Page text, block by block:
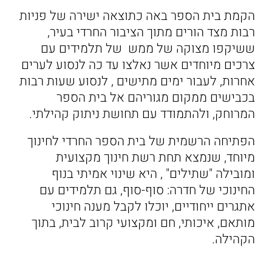
הקמת בית הספר באה כתוצאה ישירה של פניות
רבות מצד הורים מתוך הציבור החרדי בעיר,
ששיקפו מצוקה של ממש של תלמידים עם
צרכים מיוחדים אשר נאלצו עד כה לנסוע לערים
אחרות, לעבור ימים מתישים , לנסוע שעות רבות
בכבישים ממקום מגוריהם אל בית הספר
המרוחק, ולהתמודד עם תחושת ניתוק קהילתי.
הפתיחה הרשמית של בית הספר החרדי לחינוך
מיוחד, שנמצא תחת רשת חינוך מקצועית
ומובילה "שתילים" , היא שינוי אמיתי בנוף
החינוכי של חדרה: סוף-סוף, גם תלמידים עם
אתגרים ייחודיים, יוכלו לקבל מענה חינוכי
מותאם, איכותי, חם ומקצועי קרוב לבית, בתוך
הקהילה.